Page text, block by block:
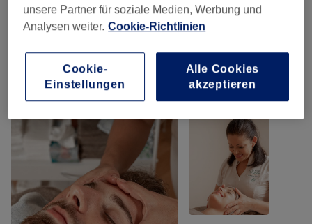
Wimpernverlängerungen ( 7) ab 25 €
unsere Partner für soziale Medien, Werbung und
Analysen weiter. Cookie-Richtlinien
Cookie-
Einstellungen
Alle Cookies
akzeptieren